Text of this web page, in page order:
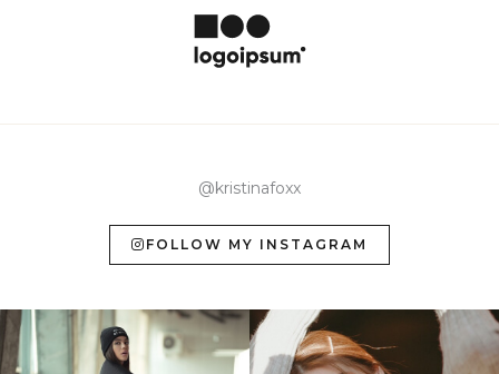
@kristinafoxx
FOLLOW MY INSTAGRAM